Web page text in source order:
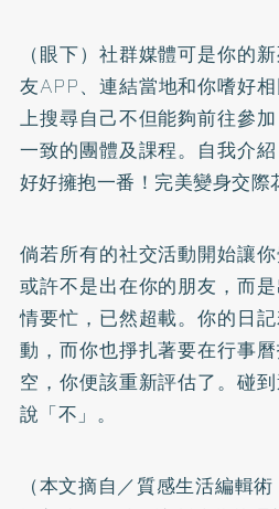
（眼下）社群媒體可是你的
友APP、連結當地和你嗜好
上搜尋自己不但能夠前往參
一致的團體及課程。自我介
好好擁抱一番！完美變身交際
倘若所有的社交活動開始讓
或許不是出在你的朋友，而
情要忙，已然超載。你的日
動，而你也掙扎著要在行事
空，你便該重新評估了。碰
說「不」。
（本文摘自／質感生活編輯